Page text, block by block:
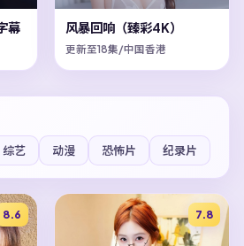
幕 风暴回响（臻彩4K）
更新至18集/中国香港
综艺 动漫 恐怖片 纪录片
8.6 7.8